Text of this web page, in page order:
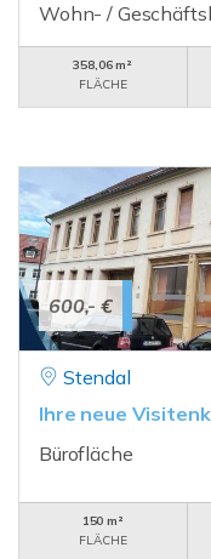
Wohn- /
358,06 m²
FLÄCHE
600,- €
Stendal
Ihre neue
Bürofläche
150 m²
FLÄCHE